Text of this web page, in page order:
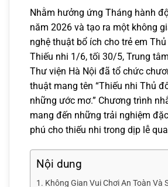
Nhằm hưởng ứng Tháng hành
năm 2026 và tạo ra một không
nghệ thuật bổ ích cho trẻ em
Thiếu nhi 1/6, tối 30/5, Trung
Thư viện Hà Nội đã tổ chức
thuật mang tên “Thiếu nhi Thủ
những ước mơ.” Chương trình
mang đến những trải nghiệm
phú cho thiếu nhi trong dịp lễ
Nội dung
Không Gian Vui Chơi An Toàn Và